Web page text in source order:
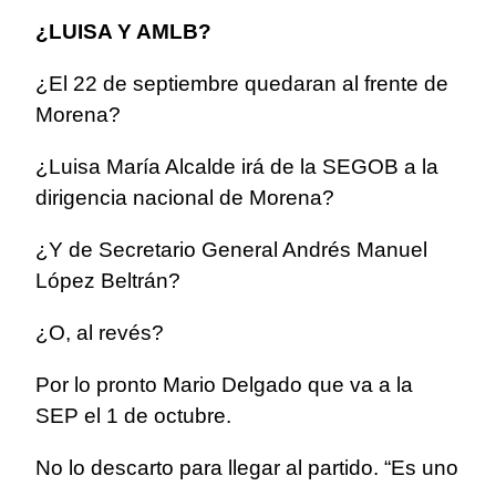
¿LUISA Y AMLB?
¿El 22 de septiembre quedaran al frente de
Morena?
¿Luisa María Alcalde irá de la SEGOB a la
dirigencia nacional de Morena?
¿Y de Secretario General Andrés Manuel
López Beltrán?
¿O, al revés?
Por lo pronto Mario Delgado que va a la
SEP el 1 de octubre.
No lo descarto para llegar al partido. “Es uno